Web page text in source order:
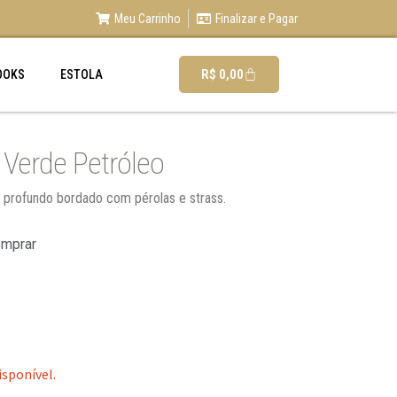
Meu Carrinho Finalizar e Pagar
ESTOLA R$ 0,00
Petróleo
bordado com pérolas e strass.